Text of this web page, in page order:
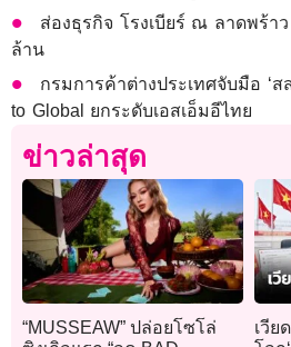
ส่องธุรกิจ โรงเบียร์ ณ ลาดพร้า
ล้าน
กรมการค้าต่างประเทศจับมือ ‘ส
to Global ยกระดับเอสเอ็มอีไทย
ข่าวล่าสุด
“MUSSEAW” ปล่อยโซโล่
เวีย